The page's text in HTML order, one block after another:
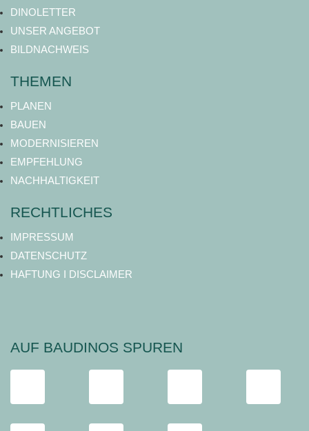
DINOLETTER
UNSER ANGEBOT
BILDNACHWEIS
THEMEN
PLANEN
BAUEN
MODERNISIEREN
EMPFEHLUNG
NACHHALTIGKEIT
RECHTLICHES
IMPRESSUM
DATENSCHUTZ
HAFTUNG I DISCLAIMER
AUF BAUDINOS SPUREN